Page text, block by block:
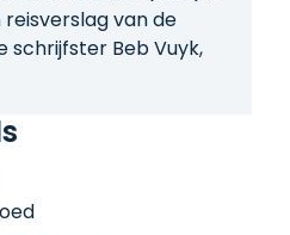
van de
schrijfster Beb Vuyk,
naar Indonesië in
land. Het boek van
maar onderscheidt
van sentimentele